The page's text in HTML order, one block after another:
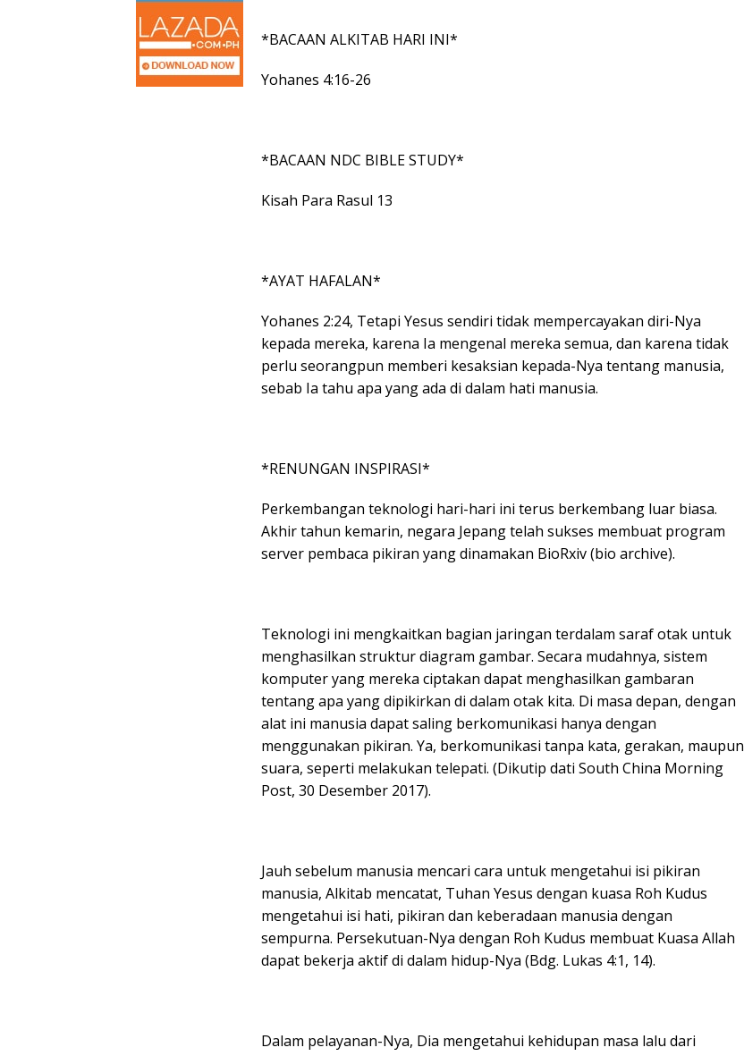
*BACAAN ALKITAB HARI INI*
Yohanes 4:16-26
*BACAAN NDC BIBLE STUDY*
Kisah Para Rasul 13
*AYAT HAFALAN*
Yohanes 2:24, Tetapi Yesus sendiri tidak mempercayakan diri-Nya
kepada mereka, karena Ia mengenal mereka semua, dan karena tidak
perlu seorangpun memberi kesaksian kepada-Nya tentang manusia,
sebab Ia tahu apa yang ada di dalam hati manusia.
*RENUNGAN INSPIRASI*
Perkembangan teknologi hari-hari ini terus berkembang luar biasa.
Akhir tahun kemarin, negara Jepang telah sukses membuat program
server pembaca pikiran yang dinamakan BioRxiv (bio archive).
Teknologi ini mengkaitkan bagian jaringan terdalam saraf otak untuk
menghasilkan struktur diagram gambar. Secara mudahnya, sistem
komputer yang mereka ciptakan dapat menghasilkan gambaran
tentang apa yang dipikirkan di dalam otak kita. Di masa depan, dengan
alat ini manusia dapat saling berkomunikasi hanya dengan
menggunakan pikiran. Ya, berkomunikasi tanpa kata, gerakan, maupun
suara, seperti melakukan telepati. (Dikutip dati South China Morning
Post, 30 Desember 2017).
Jauh sebelum manusia mencari cara untuk mengetahui isi pikiran
manusia, Alkitab mencatat, Tuhan Yesus dengan kuasa Roh Kudus
mengetahui isi hati, pikiran dan keberadaan manusia dengan
sempurna. Persekutuan-Nya dengan Roh Kudus membuat Kuasa Allah
dapat bekerja aktif di dalam hidup-Nya (Bdg. Lukas 4:1, 14).
Dalam pelayanan-Nya, Dia mengetahui kehidupan masa lalu dari